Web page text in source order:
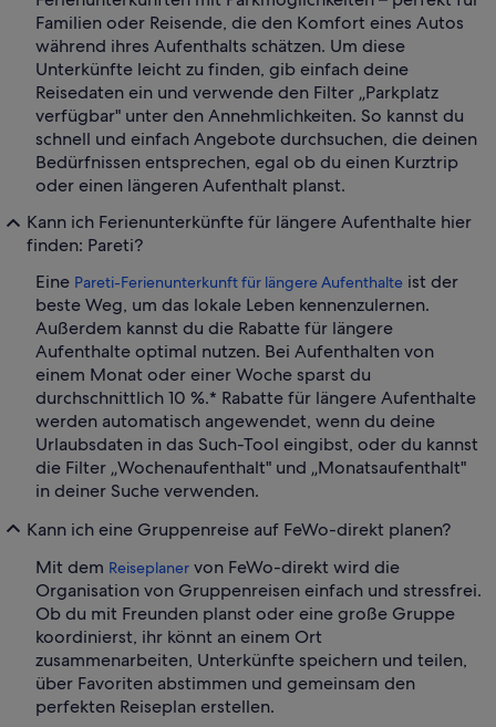
Familien oder Reisende, die den Komfort eines Autos
während ihres Aufenthalts schätzen. Um diese
Unterkünfte leicht zu finden, gib einfach deine
Reisedaten ein und verwende den Filter „Parkplatz
verfügbar" unter den Annehmlichkeiten. So kannst du
schnell und einfach Angebote durchsuchen, die deinen
Bedürfnissen entsprechen, egal ob du einen Kurztrip
oder einen längeren Aufenthalt planst.
Kann ich Ferienunterkünfte für längere Aufenthalte hier
finden: Pareti?
Eine Pareti-Ferienunterkunft für längere Aufenthalte ist der
beste Weg, um das lokale Leben kennenzulernen.
Außerdem kannst du die Rabatte für längere
Aufenthalte optimal nutzen. Bei Aufenthalten von
einem Monat oder einer Woche sparst du
durchschnittlich 10 %.* Rabatte für längere Aufenthalte
werden automatisch angewendet, wenn du deine
Urlaubsdaten in das Such-Tool eingibst, oder du kannst
die Filter „Wochenaufenthalt" und „Monatsaufenthalt"
in deiner Suche verwenden.
Kann ich eine Gruppenreise auf FeWo-direkt planen?
Mit dem Reiseplaner von FeWo-direkt wird die
Organisation von Gruppenreisen einfach und stressfrei.
Ob du mit Freunden planst oder eine große Gruppe
koordinierst, ihr könnt an einem Ort
zusammenarbeiten, Unterkünfte speichern und teilen,
über Favoriten abstimmen und gemeinsam den
perfekten Reiseplan erstellen.